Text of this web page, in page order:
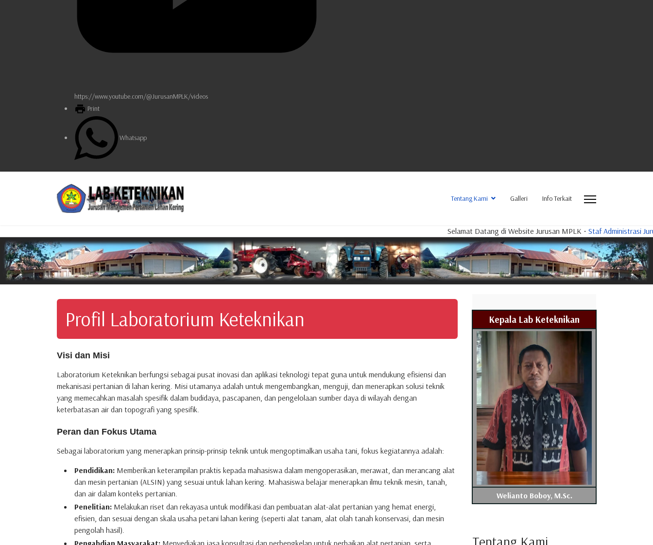
https://www.youtube.com/@JurusanMPLK/videos
Print
Whatsapp
Tentang Kami Galleri Info Terkait
Selamat Datang di Website Jurusan MPLK • Staf Administrasi Jurusan • PLP-
Profil Laboratorium Keteknikan
Visi dan Misi
Laboratorium Keteknikan berfungsi sebagai pusat inovasi dan aplikasi teknologi tepat guna untuk mendukung efisiensi dan
mekanisasi pertanian di lahan kering. Misi utamanya adalah untuk mengembangkan, menguji, dan menerapkan solusi teknik
yang memecahkan masalah spesifik dalam budidaya, pascapanen, dan pengelolaan sumber daya di wilayah dengan
keterbatasan air dan topografi yang spesifik.
Peran dan Fokus Utama
Sebagai laboratorium yang menerapkan prinsip-prinsip teknik untuk mengoptimalkan usaha tani, fokus kegiatannya adalah:
Pendidikan: Memberikan keterampilan praktis kepada mahasiswa dalam mengoperasikan, merawat, dan merancang alat
dan mesin pertanian (ALSIN) yang sesuai untuk lahan kering. Mahasiswa belajar menerapkan ilmu teknik mesin, tanah,
dan air dalam konteks pertanian.
Penelitian: Melakukan riset dan rekayasa untuk modifikasi dan pembuatan alat-alat pertanian yang hemat energi,
efisien, dan sesuai dengan skala usaha petani lahan kering (seperti alat tanam, alat olah tanah konservasi, dan mesin
pengolah hasil).
Kepala Lab Keteknikan
Welianto Boboy, M.Sc.
Tentang Kami